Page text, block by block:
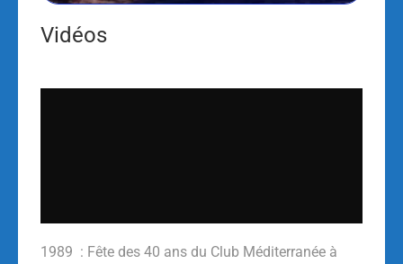
Vidéos
1989 : Fête des 40 ans du Club Méditerranée à